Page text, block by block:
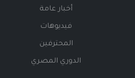
أخبار عامة
فيديوهات
المحترفين
الدوري المصري